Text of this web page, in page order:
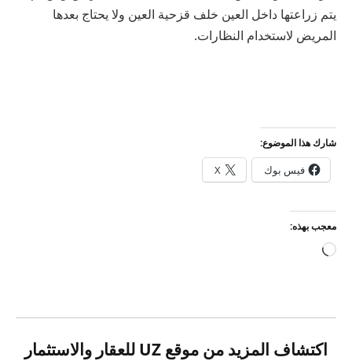
يتم زراعتها داخل العين خلف قزحية العين ولا يحتاج بعدها
المريض لاستخدام النظارات.
شارك هذا الموضوع:
فيس بوك X
معجب بهذه:
جاري
اكتشاف المزيد من موقع UZ للعقار والاستثمار